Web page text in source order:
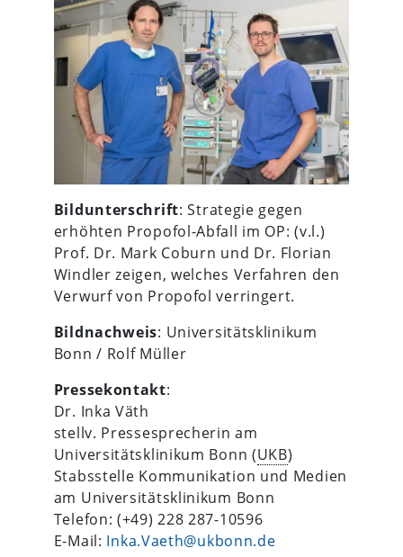
Bildunterschrift: Strategie gegen
erhöhten Propofol-Abfall im OP: (v.l.)
Prof. Dr. Mark Coburn und Dr. Florian
Windler zeigen, welches Verfahren den
Verwurf von Propofol verringert.
Bildnachweis: Universitätsklinikum
Bonn / Rolf Müller
Pressekontakt:
Dr. Inka Väth
stellv. Pressesprecherin am
Universitätsklinikum Bonn (UKB)
Stabsstelle Kommunikation und Medien
am Universitätsklinikum Bonn
Telefon: (+49) 228 287-10596
E-Mail: Inka.Vaeth@ukbonn.de